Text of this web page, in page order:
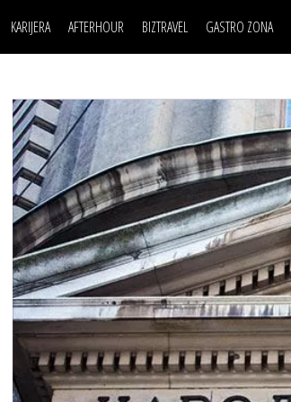
KARIJERA
LJUDI (HR)
MOJ UGAO
USAVRŠAVANJE
KNOW-HOW
AFTERHOUR
KNJIGE
AUTO SVET
STIL
WELLBEING
BIZTRAVEL GASTRO ZONA
POSAO
MOJ UGAO
USAVRŠAVANJE
KNOW-HOW
FILM I SCENA
AUTO SVET
STIL
WELLBEING